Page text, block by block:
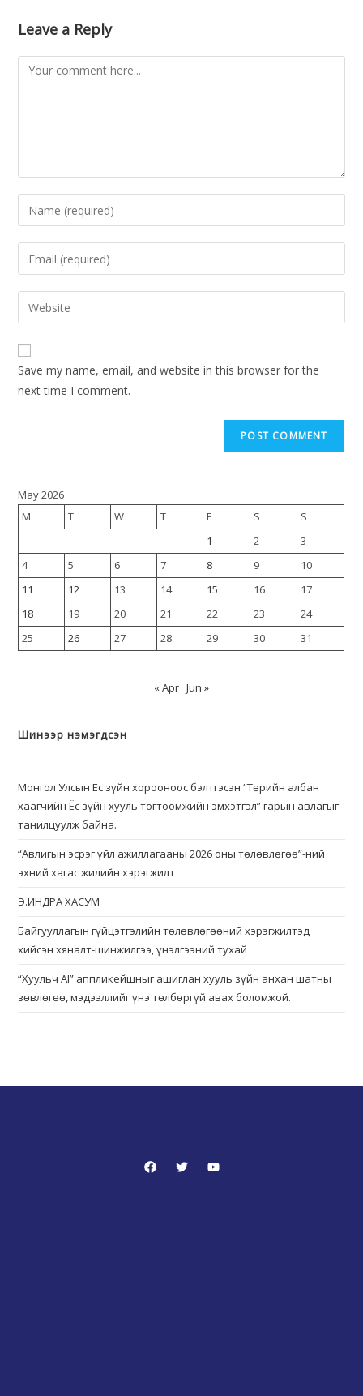
Leave a Reply
Save my name, email, and website in this browser for the
next time I comment.
May 2026
M
T W T F S
S
1
2
3
4
5 6 7 8 9
10
11
12 13 14 15 16
17
18
19 20 21 22 23
24
25
26 27 28 29 30 31
« Apr Jun »
Шинээр нэмэгдсэн
Монгол Улсын Ёс зүйн хорооноос бэлтгэсэн “Төрийн албан
хаагчийн Ёс зүйн хууль тогтоомжийн эмхэтгэл” гарын авлагыг
танилцуулж байна.
“Авлигын эсрэг үйл ажиллагааны 2026 оны төлөвлөгөө”-ний
эхний хагас жилийн хэрэгжилт
Э.ИНДРА ХАСУМ
Байгууллагын гүйцэтгэлийн төлөвлөгөөний хэрэгжилтэд
хийсэн хяналт-шинжилгээ, үнэлгээний тухай
“Хуульч АІ” аппликейшныг ашиглан хууль зүйн анхан шатны
зөвлөгөө, мэдээллийг үнэ төлбөргүй авах боломжой.